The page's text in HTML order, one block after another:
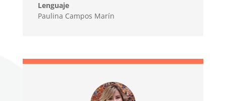
Lenguaje
Paulina Campos Marín